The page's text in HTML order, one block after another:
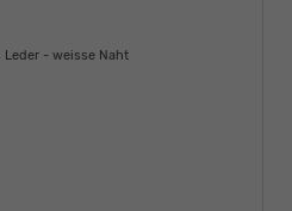
- weisse Naht